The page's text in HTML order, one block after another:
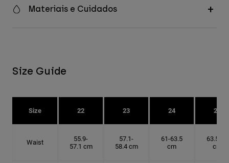
Materiais e Cuidados
Size Guide
Size 22 23 24 25
Waist
55.9-
57.1 cm
57.1-
58.4 cm
61-63.5
cm
63.5-66
cm